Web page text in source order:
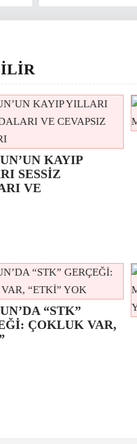
KAYIP
SESSİZ
VE
“STK”
ÇOKLUK VAR,